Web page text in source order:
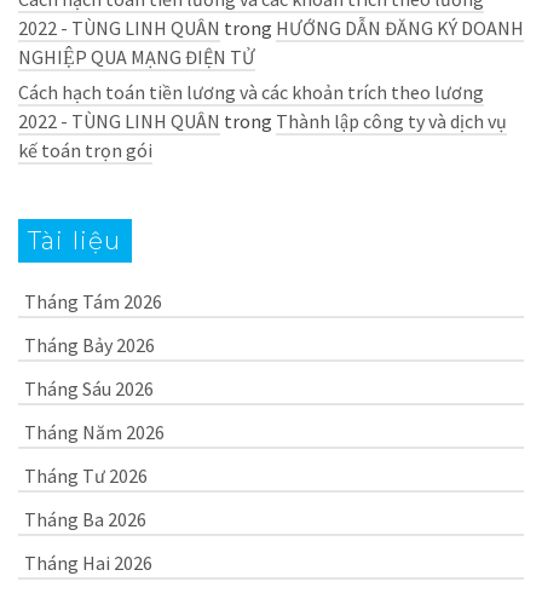
2022 - TÙNG LINH QUÂN trong HƯỚNG DẪN ĐĂNG KÝ DOANH
NGHIỆP QUA MẠNG ĐIỆN TỬ
Cách hạch toán tiền lương và các khoản trích theo lương
2022 - TÙNG LINH QUÂN trong Thành lập công ty và dịch vụ
kế toán trọn gói
Tài liệu
Tháng Tám 2026
Tháng Bảy 2026
Tháng Sáu 2026
Tháng Năm 2026
Tháng Tư 2026
Tháng Ba 2026
Tháng Hai 2026